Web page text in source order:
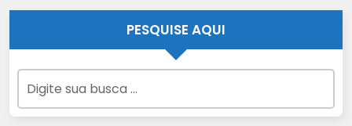
PESQUISE AQUI